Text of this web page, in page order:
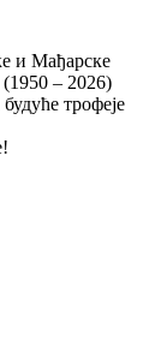
и Мађарске
– 2026)
трофеје